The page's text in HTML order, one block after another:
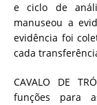
e ciclo de
manuseou a
evidência foi
cada
CAVALO DE
funções para